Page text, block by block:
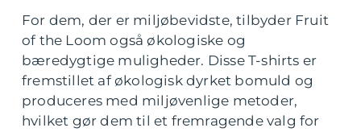
For dem, der er miljøbevidste, tilbyder Fruit
of the Loom også økologiske og
bæredygtige muligheder. Disse T-shirts er
fremstillet af økologisk dyrket bomuld og
produceres med miljøvenlige metoder,
hvilket gør dem til et fremragende valg for